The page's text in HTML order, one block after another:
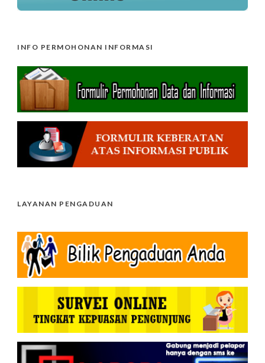
INFO PERMOHONAN INFORMASI
LAYANAN PENGADUAN